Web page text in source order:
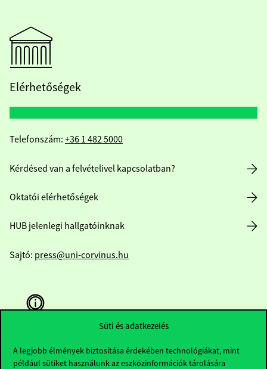
Süti és adatkezelés
A legjobb élmények biztosítása érdekében technológiákat, mint
például sütiket használunk az eszközinformációk tárolására
Elérhetőségek
Telefonszám: +36 1 482 5000
Kérdésed van a felvételivel kapcsolatban?
Oktatói elérhetőségek
HUB jelenlegi hallgatóinknak
Sajtó: press@uni-corvinus.hu
Hasznos linkek